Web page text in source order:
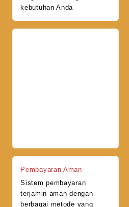
kebutuhan Anda
Pembayaran Aman
Sistem pembayaran
terjamin aman dengan
berbagai metode yang